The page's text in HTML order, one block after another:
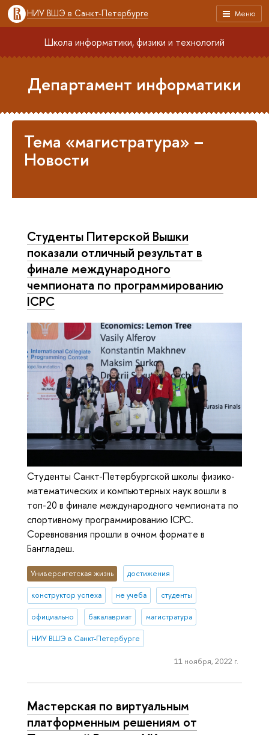
Меню
НИУ ВШЭ в Санкт-Петербурге
Школа информатики, физики и технологий
Департамент информатики
Тема «магистратура» –
Новости
Студенты Питерской Вышки
показали отличный результат в
финале международного
чемпионата по программированию
ICPC
Студенты Санкт-Петербургской школы физико-
математических и компьютерных наук вошли в
топ-20 в финале международного чемпионата по
спортивному программированию ICPC.
Соревнования прошли в очном формате в
Бангладеш.
Университетская жизнь достижения
конструктор успеха не учеба студенты
официально бакалавриат магистратура
НИУ ВШЭ в Санкт-Петербурге
11 ноября, 2022 г.
Мастерская по виртуальным
платформенным решениям от